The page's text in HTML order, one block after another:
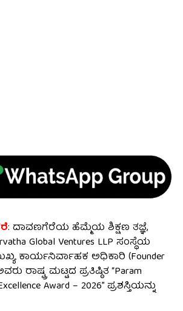
: ದಾವಣಗೆರೆಯ ಹೆಮ್ಮೆಯ ಶಿಕ್ಷಣ ತಜ್ಞೆ,
Global Ventures LLP ಸಂಸ್ಥೆಯ
ಕಾರ್ಯನಿರ್ವಾಹಕ ಅಧಿಕಾರಿ (Founder
ರಾಷ್ಟ್ರ ಮಟ್ಟದ ಪ್ರತಿಷ್ಠಿತ “Param
Award – 2026” ಪ್ರಶಸ್ತಿಯನ್ನು